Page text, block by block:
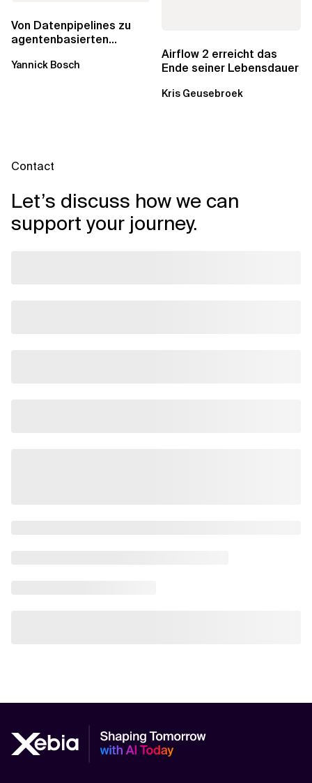
Von Datenpipelines zu
agentenbasierten
Analytics...
Yannick Bosch
Airflow 2 erreicht das
Ende seiner Lebensdauer
Kris Geusebroek
Contact
Let’s discuss how we can
support your journey.